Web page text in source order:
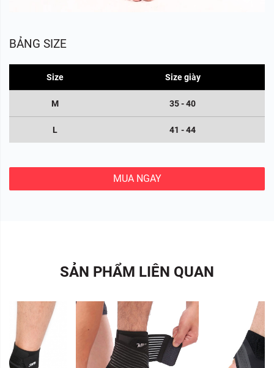
BẢNG SIZE
Size Size giày
M 35 - 40
L 41 - 44
MUA NGAY
SẢN PHẨM LIÊN QUAN